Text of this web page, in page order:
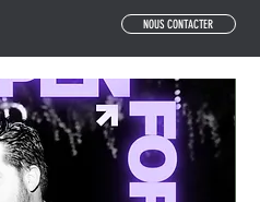
NOUS CONTACTER